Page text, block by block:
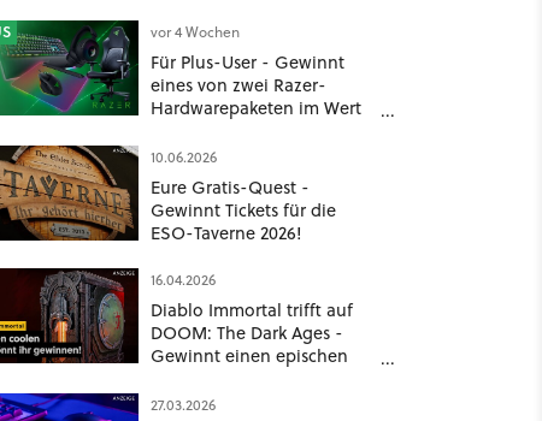
vor 4 Wochen
Für Plus-User - Gewinnt
eines von zwei Razer-
Hardwarepaketen im Wert
10.06.2026
Eure Gratis-Quest -
Gewinnt Tickets für die
ESO-Taverne 2026!
16.04.2026
Diablo Immortal trifft auf
DOOM: The Dark Ages -
Gewinnt einen epischen
coole Preise
27.03.2026